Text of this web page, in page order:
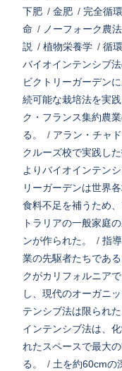
下肥 / 金肥 / 完全循
命 / ノーフォーク農法
説 / 植物栄養学 / 循
バイオインテンシブ
ビクトリーガーデン
続可能な栽培法を実践
ク・フランス集約農
る。
/ アラン・チャ
クルーズ校で実践し
よりバイオインテン
リーガーデンは世界
食料不足を補うため
トラリアの一般家庭
ンが作られた。
/ 指
業の先駆者たちである
クがカリフォルニア
し、現代のオーガニ
テンシブ法は限られ
インテンシブ法は、
れたスペースで最大
る。
/ 土を約60cmの